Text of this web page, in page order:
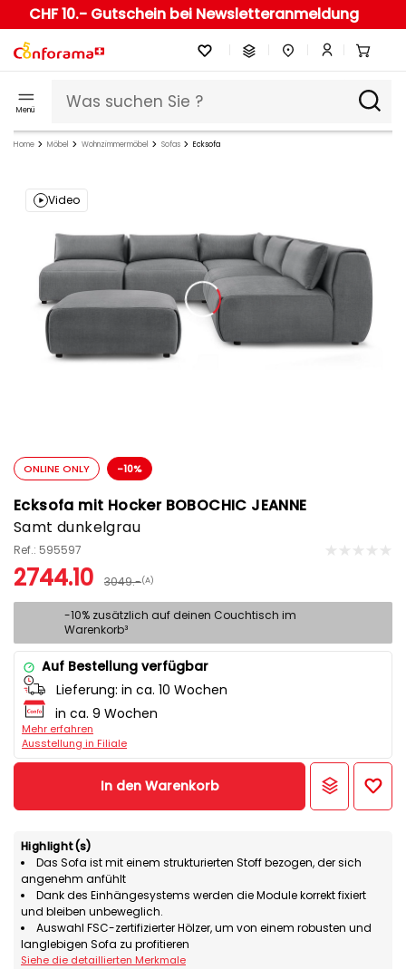
CHF 10.- Gutschein bei Newsletteranmeldung
Menü
Home Möbel Wohnzimmermöbel Sofas Ecksofa
Video
ONLINE ONLY -10%
Ecksofa mit Hocker BOBOCHIC JEANNE
Samt dunkelgrau
Ref.: 595597
2744.10 3049.-(A)
-10% zusätzlich auf deinen Couchtisch im
Warenkorb³
Auf Bestellung verfügbar
Lieferung: in ca. 10 Wochen
in ca. 9 Wochen
Mehr erfahren
Ausstellung in Filiale
In den Warenkorb
Highlight(s)
Das Sofa ist mit einem strukturierten Stoff bezogen, der sich
angenehm anfühlt
Dank des Einhängesystems werden die Module korrekt fixiert
und bleiben unbeweglich.
Auswahl FSC-zertifizierter Hölzer, um von einem robusten und
langlebigen Sofa zu profitieren
Siehe die detaillierten Merkmale